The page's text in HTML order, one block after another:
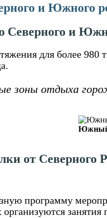
и Южного
и
для более 980
зоны отдыха
Южный
от Северного
программу